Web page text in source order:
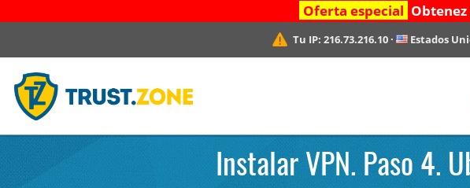
Oferta especial Obtenez
Tu IP:216.73.216.10 · Estados
Instalar VPN. Paso 4.